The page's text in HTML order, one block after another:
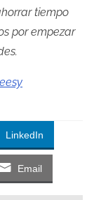
tiempo
por empezar
LinkedIn
Email